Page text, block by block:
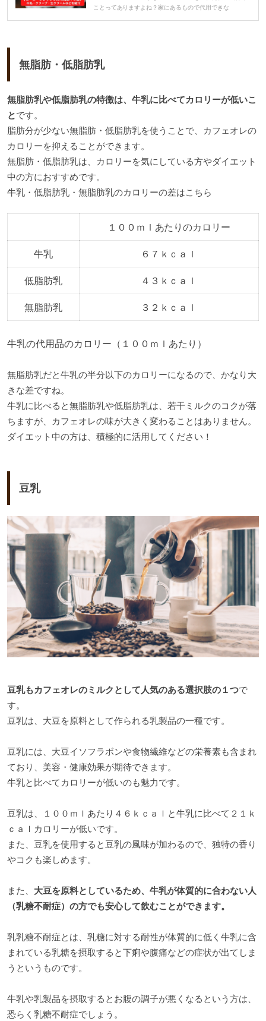
ことってありますよね？家にあるもので代用できな
無脂肪・低脂肪乳
無脂肪乳や低脂肪乳の特徴は、牛乳に比べてカロリーが低いこ
とです。
脂肪分が少ない無脂肪・低脂肪乳を使うことで、カフェオレの
カロリーを抑えることができます。
無脂肪・低脂肪乳は、カロリーを気にしている方やダイエット
中の方におすすめです。
牛乳・低脂肪乳・無脂肪乳のカロリーの差はこちら
１００ｍｌあたりのカロリー
牛乳 ６７ｋｃａｌ
低脂肪乳 ４３ｋｃａｌ
無脂肪乳 ３２ｋｃａｌ
牛乳の代用品のカロリー（１００ｍｌあたり）
無脂肪乳だと牛乳の半分以下のカロリーになるので、かなり大
きな差ですね。
牛乳に比べると無脂肪乳や低脂肪乳は、若干ミルクのコクが落
ちますが、カフェオレの味が大きく変わることはありません。
ダイエット中の方は、積極的に活用してください！
豆乳
豆乳もカフェオレのミルクとして人気のある選択肢の１つで
す。
豆乳は、大豆を原料として作られる乳製品の一種です。
豆乳には、大豆イソフラボンや食物繊維などの栄養素も含まれ
ており、美容・健康効果が期待できます。
牛乳と比べてカロリーが低いのも魅力です。
豆乳は、１００ｍｌあたり４６ｋｃａｌと牛乳に比べて２１ｋ
ｃａｌカロリーが低いです。
また、豆乳を使用すると豆乳の風味が加わるので、独特の香り
やコクも楽しめます。
また、 大豆を原料としているため、牛乳が体質的に合わない人
（乳糖不耐症）の方でも安心して飲むことができます。
乳乳糖不耐症とは、乳糖に対する耐性が体質的に低く牛乳に含
まれている乳糖を摂取すると下痢や腹痛などの症状が出てしま
うというものです。
牛乳や乳製品を摂取するとお腹の調子が悪くなるという方は、
恐らく乳糖不耐症でしょう。